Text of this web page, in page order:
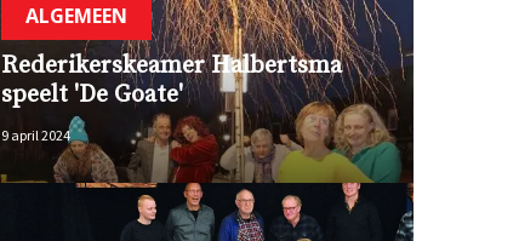
ALGEMEEN
Rederikerskeamer Halbertsma
speelt 'De Goate'
9 april 2024